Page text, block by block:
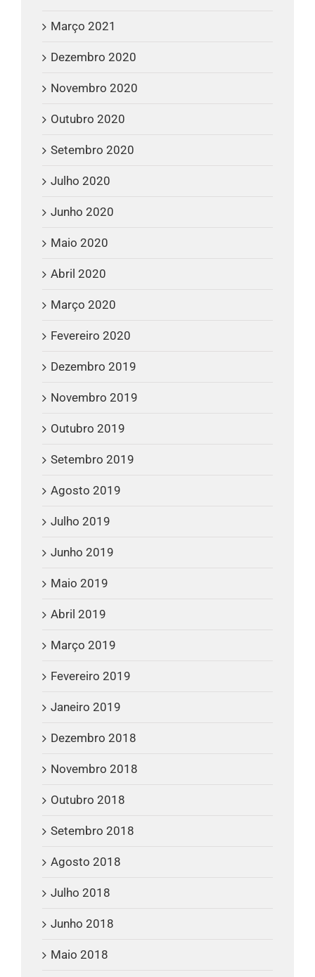
Março 2021
Dezembro 2020
Novembro 2020
Outubro 2020
Setembro 2020
Julho 2020
Junho 2020
Maio 2020
Abril 2020
Março 2020
Fevereiro 2020
Dezembro 2019
Novembro 2019
Outubro 2019
Setembro 2019
Agosto 2019
Julho 2019
Junho 2019
Maio 2019
Abril 2019
Março 2019
Fevereiro 2019
Janeiro 2019
Dezembro 2018
Novembro 2018
Outubro 2018
Setembro 2018
Agosto 2018
Julho 2018
Junho 2018
Maio 2018